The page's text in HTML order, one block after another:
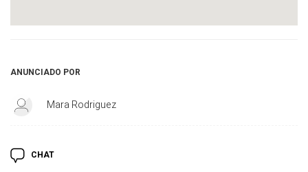
ANUNCIADO POR
Mara Rodriguez
CHAT